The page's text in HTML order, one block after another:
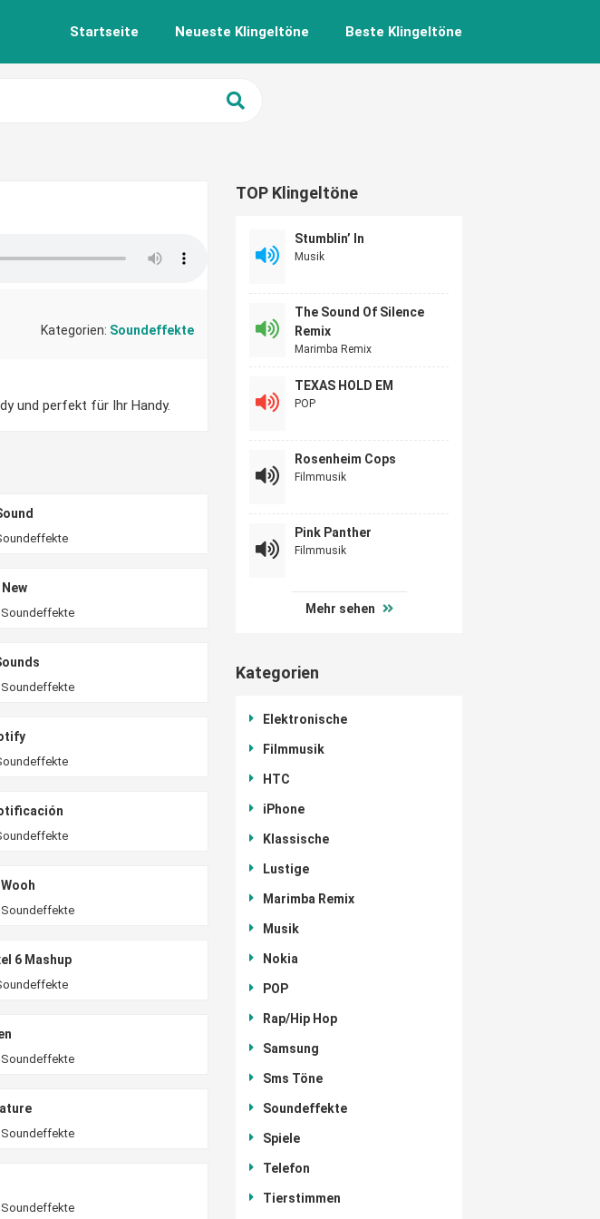
Startseite Neueste Klingeltöne Beste Klingeltöne
Kategorien: Soundeffekte
und perfekt für Ihr Handy.
Soundeffekte
Soundeffekte
Soundeffekte
6 Mashup
Soundeffekte
Soundeffekte
Soundeffekte
TOP Klingeltöne
Stumblin’ In
Musik
The Sound Of Silence
Remix
Marimba Remix
TEXAS HOLD EM
POP
Rosenheim Cops
Filmmusik
Pink Panther
Filmmusik
Mehr sehen
Kategorien
Elektronische
Filmmusik
HTC
iPhone
Klassische
Lustige
Marimba Remix
Musik
Nokia
POP
Rap/Hip Hop
Samsung
Sms Töne
Soundeffekte
Spiele
Telefon
Tierstimmen